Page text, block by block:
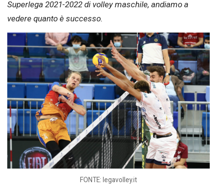
Superlega 2021-2022 di volley maschile, andiamo a
vedere quanto è successo.
FONTE: legavolley.it